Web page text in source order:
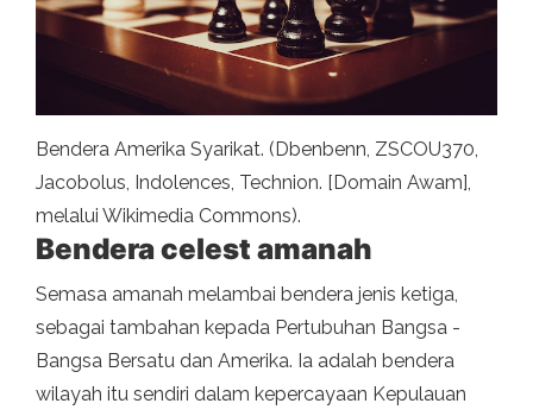
Bendera Amerika Syarikat. (Dbenbenn, ZSCOU370,
Jacobolus, Indolences, Technion. [Domain Awam],
melalui Wikimedia Commons).
Bendera celest amanah
Semasa amanah melambai bendera jenis ketiga,
sebagai tambahan kepada Pertubuhan Bangsa -
Bangsa Bersatu dan Amerika. Ia adalah bendera
wilayah itu sendiri dalam kepercayaan Kepulauan